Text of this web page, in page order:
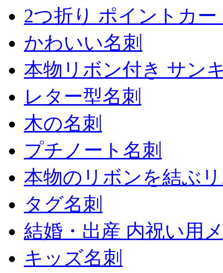
2つ折り ポイントカ
かわいい名刺
本物リボン付き サン
レター型名刺
木の名刺
プチノート名刺
本物のリボンを結ぶ
タグ名刺
結婚・出産 内祝い用
キッズ名刺